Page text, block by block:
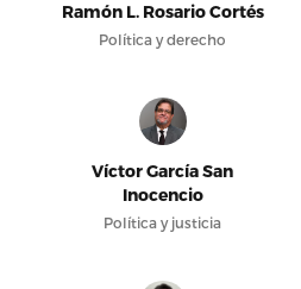
Ramón L. Rosario Cortés
Política y derecho
Víctor García San
Inocencio
Política y justicia